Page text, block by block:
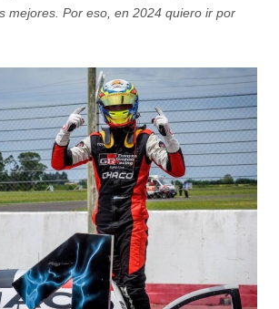
mejores. Por eso, en 2024 quiero ir por